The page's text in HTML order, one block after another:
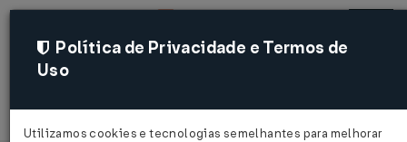
Acessar
Política de Privacidade e Termos de
Uso
Utilizamos cookies e tecnologias semelhantes para melhorar